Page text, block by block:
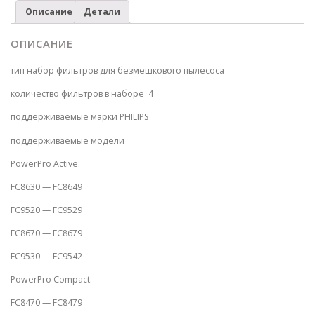
Описание Детали
ОПИСАНИЕ
тип набор фильтров для безмешкового пылесоса
количество фильтров в наборе 4
поддерживаемые марки PHILIPS
поддерживаемые модели
PowerPro Active:
FC8630 — FC8649
FC9520 — FC9529
FC8670 — FC8679
FC9530 — FC9542
PowerPro Compact:
FC8470 — FC8479